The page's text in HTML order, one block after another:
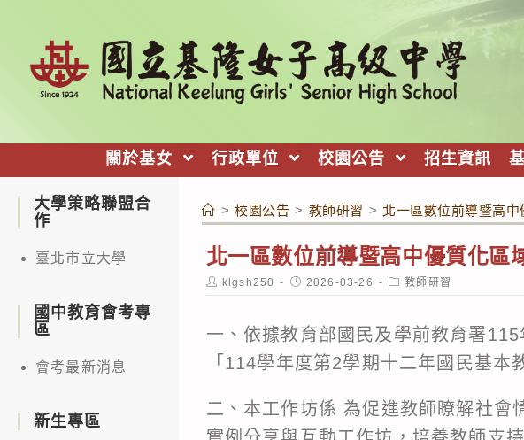
關於基女 行政單位 校園公告 招生資訊
> 校園公告 > 教師研習 > 北一區數位前導暨高中
北一區數位前導暨高中優質化區
Post
author:
klgsh250
Post
published:
2026-03-26
Post
category:
教師研習
一、依據教育部國民及學前教育署
「114學年度第2學期十二年國民基本
二、本工作坊係 為促進教師瞭解社會
大學策略聯盟合
作
臺北市立大學
國中教育會考專
區
會考最新消息
新生專區